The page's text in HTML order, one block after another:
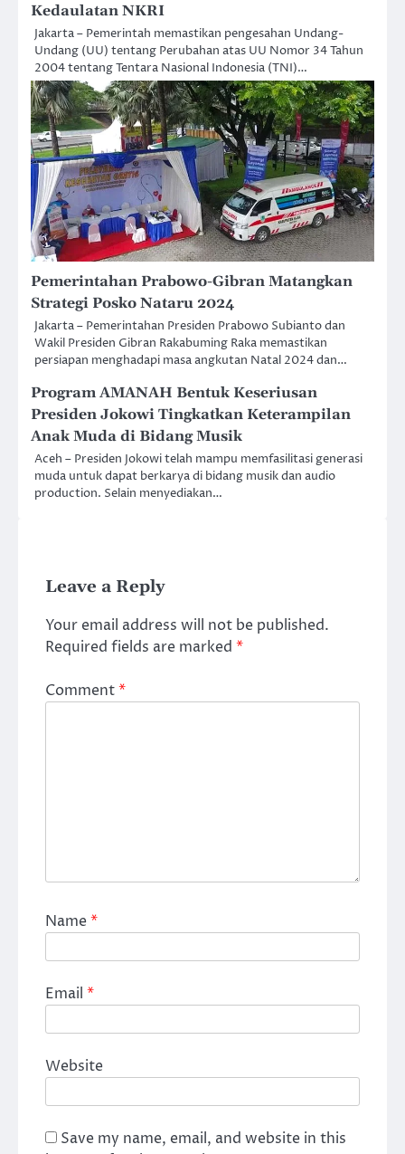
Kedaulatan NKRI
Jakarta – Pemerintah memastikan pengesahan Undang-
Undang (UU) tentang Perubahan atas UU Nomor 34 Tahun
2004 tentang Tentara Nasional Indonesia (TNI)…
Pemerintahan Prabowo-Gibran Matangkan
Strategi Posko Nataru 2024
Jakarta – Pemerintahan Presiden Prabowo Subianto dan
Wakil Presiden Gibran Rakabuming Raka memastikan
persiapan menghadapi masa angkutan Natal 2024 dan…
Program AMANAH Bentuk Keseriusan
Presiden Jokowi Tingkatkan Keterampilan
Anak Muda di Bidang Musik
Aceh – Presiden Jokowi telah mampu memfasilitasi generasi
muda untuk dapat berkarya di bidang musik dan audio
production. Selain menyediakan…
Leave a Reply
Your email address will not be published.
Required fields are marked *
Comment*
Name*
Email *
Website
Save my name, email, and website in this